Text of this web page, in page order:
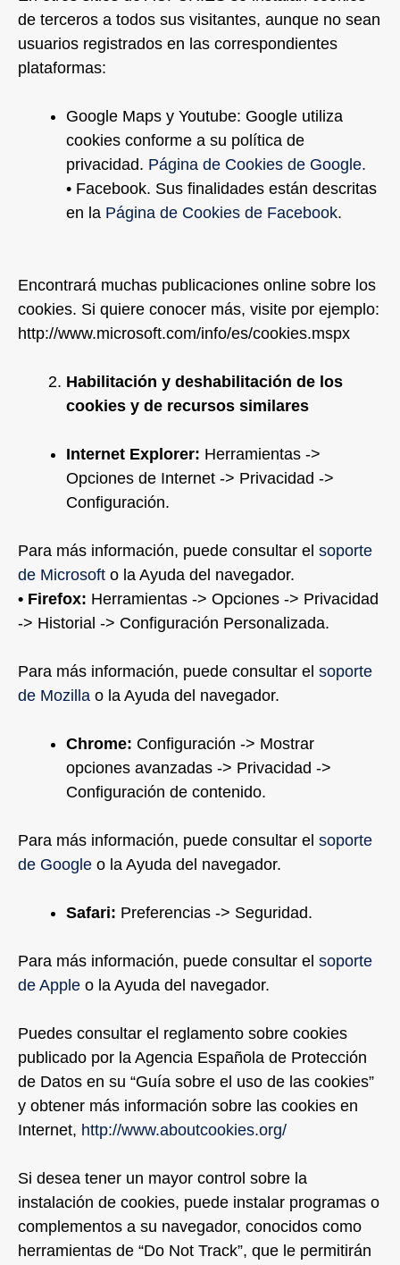
de terceros a todos sus visitantes, aunque no sean
usuarios registrados en las correspondientes
plataformas:
Google Maps y Youtube: Google utiliza
cookies conforme a su política de
privacidad. Página de Cookies de Google.
• Facebook. Sus finalidades están descritas
en la Página de Cookies de Facebook.
Encontrará muchas publicaciones online sobre los
cookies. Si quiere conocer más, visite por ejemplo:
http://www.microsoft.com/info/es/cookies.mspx
Habilitación y deshabilitación de los
cookies y de recursos similares
Internet Explorer: Herramientas ->
Opciones de Internet -> Privacidad ->
Configuración.
Para más información, puede consultar el soporte
de Microsoft o la Ayuda del navegador.
• Firefox: Herramientas -> Opciones -> Privacidad
-> Historial -> Configuración Personalizada.
Para más información, puede consultar el soporte
de Mozilla o la Ayuda del navegador.
Chrome: Configuración -> Mostrar
opciones avanzadas -> Privacidad ->
Configuración de contenido.
Para más información, puede consultar el soporte
de Google o la Ayuda del navegador.
Safari: Preferencias -> Seguridad.
Para más información, puede consultar el soporte
de Apple o la Ayuda del navegador.
Puedes consultar el reglamento sobre cookies
publicado por la Agencia Española de Protección
de Datos en su “Guía sobre el uso de las cookies”
y obtener más información sobre las cookies en
Internet, http://www.aboutcookies.org/
Si desea tener un mayor control sobre la
instalación de cookies, puede instalar programas o
complementos a su navegador, conocidos como
herramientas de “Do Not Track”, que le permitirán